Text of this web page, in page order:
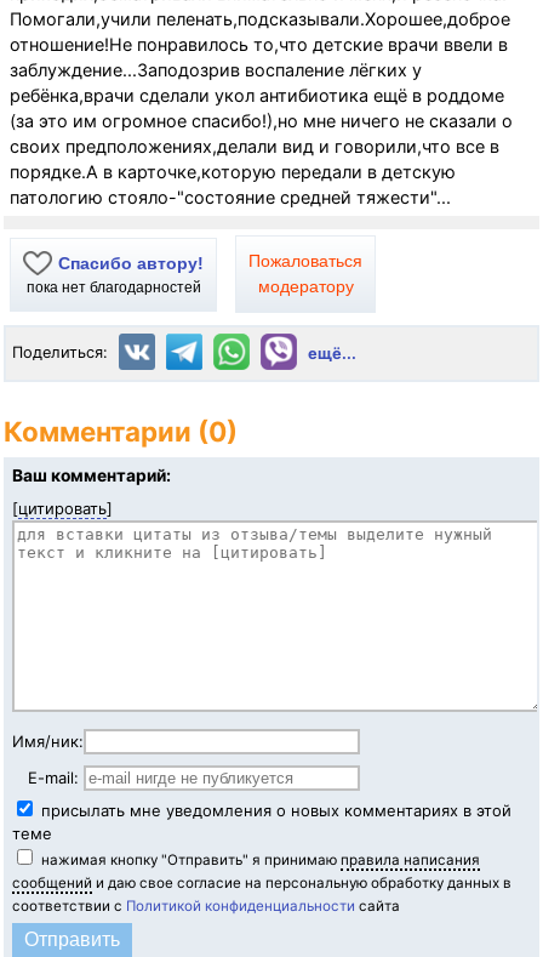
Помогали,учили пеленать,подсказывали.Хорошее,доброе
отношение!Не понравилось то,что детские врачи ввели в
заблуждение...Заподозрив воспаление лёгких у
ребёнка,врачи сделали укол антибиотика ещё в роддоме
(за это им огромное спасибо!),но мне ничего не сказали о
своих предположениях,делали вид и говорили,что все в
порядке.А в карточке,которую передали в детскую
патологию стояло-"состояние средней тяжести"...
Спасибо автору!
пока нет благодарностей
Пожаловаться
модератору
Поделиться: ещё...
Комментарии (0)
Ваш комментарий:
[цитировать]
Имя/ник:
E-mail:
присылать мне уведомления о новых комментариях в этой
теме
нажимая кнопку "Отправить" я принимаю правила написания
сообщений и даю свое согласие на персональную обработку данных в
соответствии с Политикой конфиденциальности сайта